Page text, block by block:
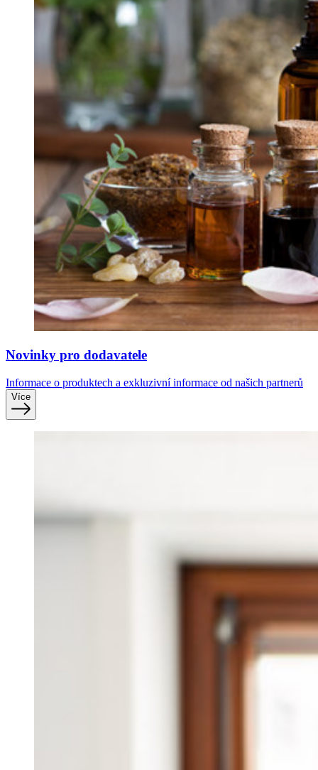
Novinky pro dodavatele
Informace o produktech a exkluzivní informace od našich partnerů
Více